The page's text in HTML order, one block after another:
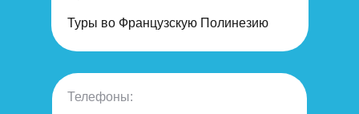
Телефоны:
Туры во Французскую Полинезию